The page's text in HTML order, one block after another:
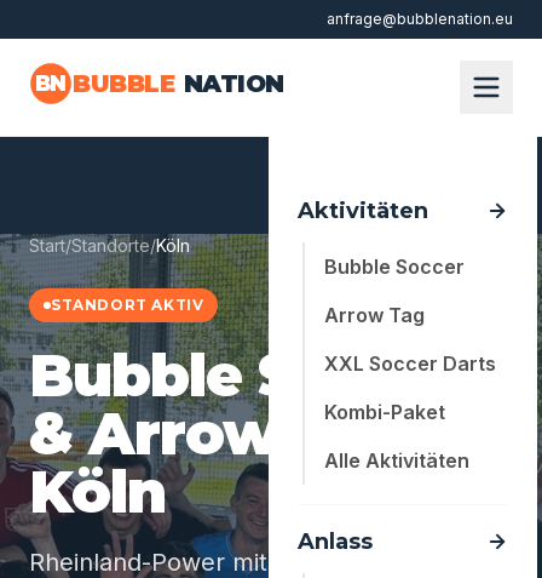
anfrage@bubblenation.eu
BN BUBBLE NATION
Aktivitäten
Bubble Soccer
Arrow Tag
XXL Soccer Darts
Kombi-Paket
Alle Aktivitäten
Anlass
Start/Standorte/Köln
STANDORT AKTIV
Bubble Soccer
& Arrow Tag in
Köln
Rheinland-Power mit Action pur - dein